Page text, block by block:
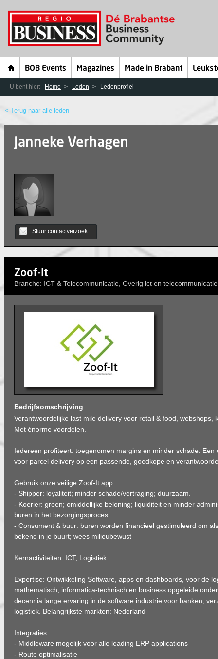
BOB Events Magazines Made in Brabant
U bent hier: Home Leden Ledenprofiel
< Terug naar alle leden
Janneke Verhagen
Stuur contactverzoek
Zoof-It
Branche: ICT & Telecommunicatie, Overig ict en telecommunicatie
Bedrijfsomschrijving
Verantwoordelijke last mile delivery voor retail & food, webshops,
Met énorme voordelen.
Iedereen profiteert: toegenomen margins en minder schade. Een
voor parcel delivery op een passende, goedkope en
Gebruik onze veilige Zoof-It app:
- Shipper: loyaliteit; minder schade/vertraging; duurzaam.
- Koerier: groen; omiddellijke beloning; liquiditeit en minder
buren in het bezorgingsproces.
- Consument & buur: buren worden financieel gestimuleerd om
bekend in je buurt; wees milieubewust
Kernactiviteiten: ICT, Logistiek
Expertise: Ontwikkeling Software, apps en dashboards, voor de
mathematisch, informatica-technisch en business opgeleide
decennia lange ervaring in de software industrie voor banken,
logistiek. Belangrijkste markten: Nederland
Integraties:
- Middleware mogelijk voor alle leading ERP applications
- Route optimalisatie